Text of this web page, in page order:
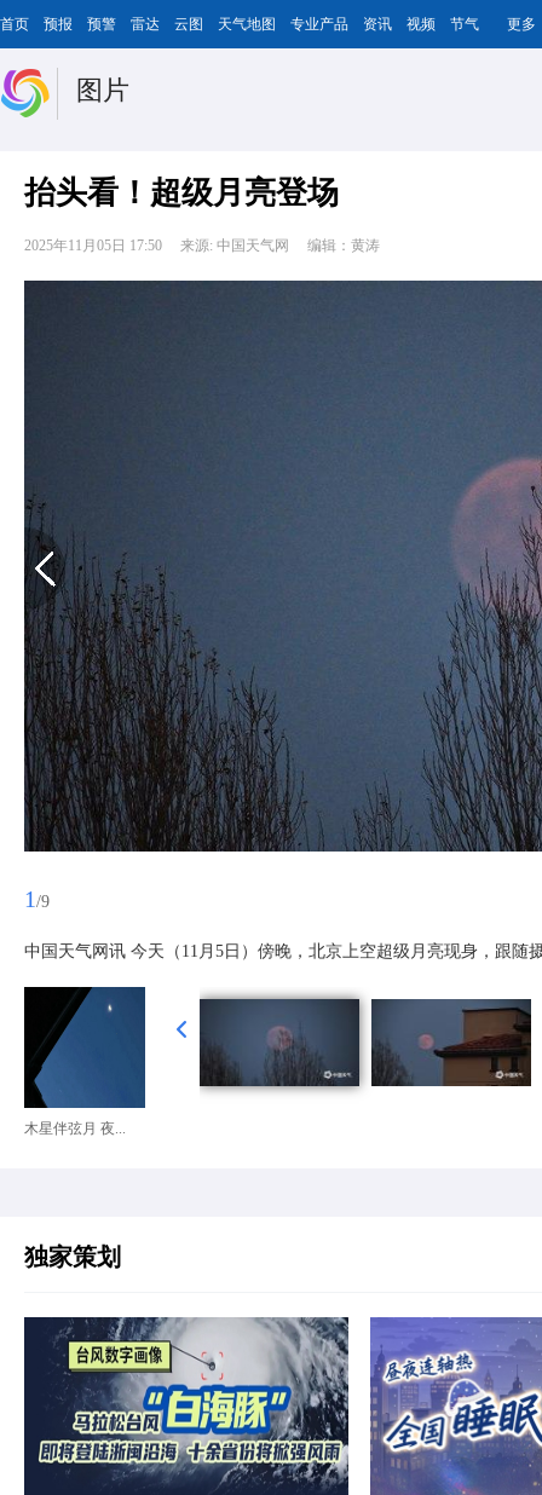
首页 预报 预警 雷达 云图 天气地图 专业产品 资讯 视频 节气 更多
图片
抬头看！超级月亮登场
2025年11月05日 17:50 来源: 中国天气网 编辑：黄涛
1 /9
中国天气网讯 今天（11月5日）傍晚，北京上空超级月亮现身，跟
木星伴弦月 夜...
独家策划